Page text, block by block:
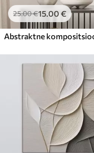
25.00€15.00 €